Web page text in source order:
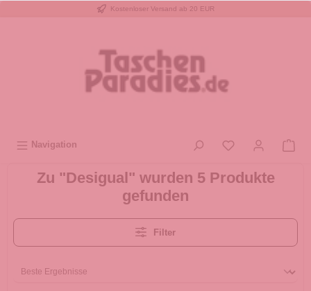
Kostenloser Versand ab 20 EUR
Navigation
Zu "Desigual" wurden 5 Produkte
gefunden
Filter